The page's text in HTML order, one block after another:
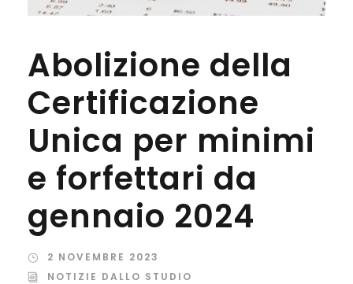
Abolizione della
Certificazione
Unica per minimi
e forfettari da
gennaio 2024
2 NOVEMBRE 2023
NOTIZIE DALLO STUDIO